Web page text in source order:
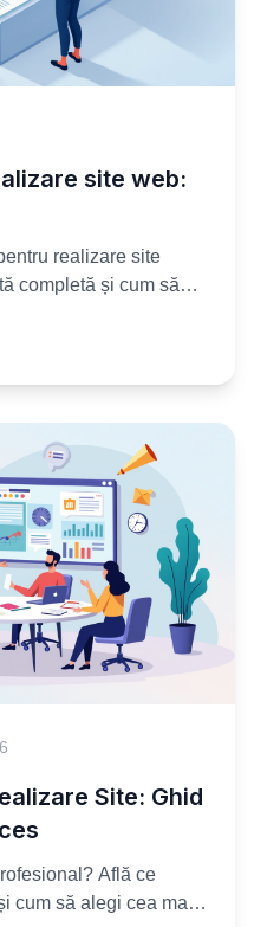
site web:
realizare site
completă și cum să
Site: Ghid
Află ce
cum să alegi cea mai